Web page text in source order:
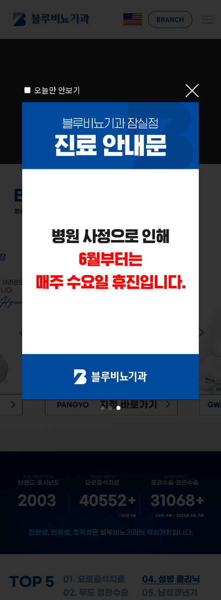
BRANCH
2003 40552+
~26년 4월
31068+
2015. 6월 ~ 2026년 4월 기준
전문성, 신뢰성 , 정직성은 블루비뇨기과의 핵심가치 입니다.
TOP 5
01. 요로결석치료
02. 무도 정관수술
04. 성병 클리닉
05. 남성갱년기
오늘만 안보기